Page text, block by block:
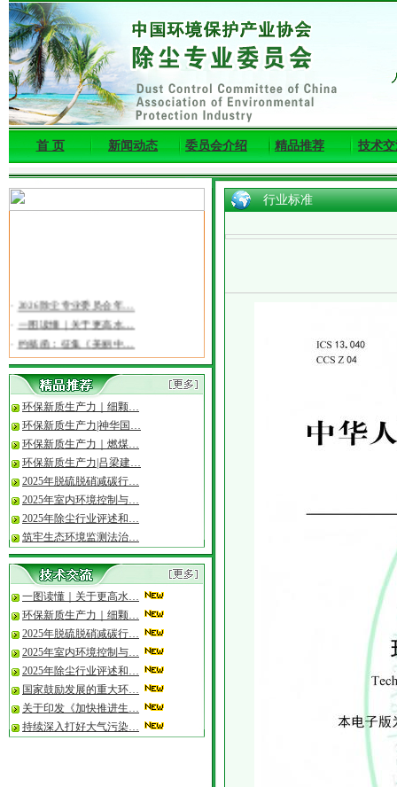
首 页 新闻动态 委员会介绍 精品推荐 技术
· 2026除尘专业委员会年…
一图读懂｜关于更高水…
约稿函：征集《美丽中…
·三部门关于组织实施20…
·关于召开第十一届东亚…
·关于2026年度环境保护…
·一图读懂“十五五”规…
·2026年度专精特新“小…
环保新质生产力｜细颗…
环保新质生产力|神华国…
环保新质生产力｜燃煤…
环保新质生产力|吕梁建…
2025年脱硫脱硝减碳行…
2025年室内环境控制与…
2025年除尘行业评述和…
筑牢生态环境监测法治…
一图读懂｜关于更高水…
环保新质生产力｜细颗…
2025年脱硫脱硝减碳行…
2025年室内环境控制与…
2025年除尘行业评述和…
国家鼓励发展的重大环…
关于印发《加快推进生…
持续深入打好大气污染…
行业标准